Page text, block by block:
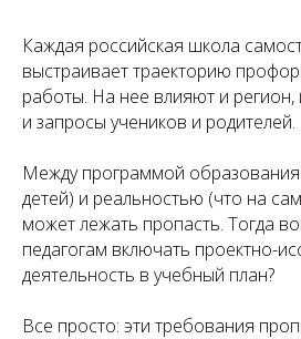
Каждая российская школа
выстраивает траекторию
работы. На нее влияют и
и запросы учеников и родителей.
Между программой
детей) и реальностью (что на
может лежать пропасть. Тогда
педагогам включать проектно-
деятельность в учебный план?
Все просто: эти требования